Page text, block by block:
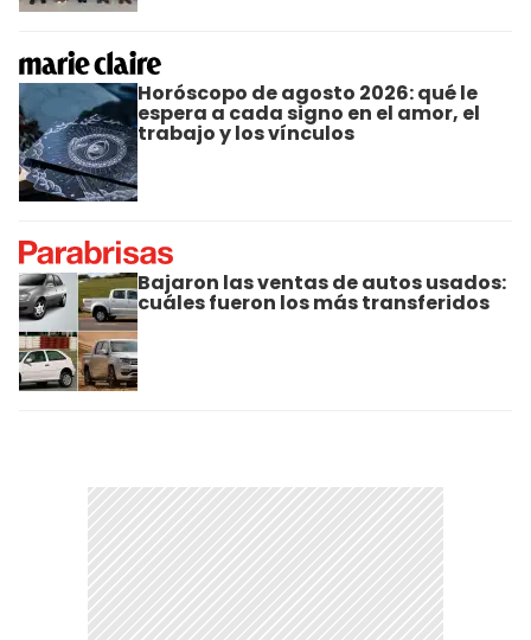
Horóscopo de agosto 2026: qué le
espera a cada signo en el amor, el
trabajo y los vínculos
Bajaron las ventas de autos usados:
cuáles fueron los más transferidos